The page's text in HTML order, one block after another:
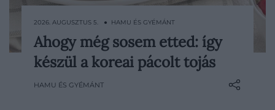
Lágy, krémes sárgája néhány óra alatt
magába szívja a szójaszószos, fokhagymás
és citrusos pác ízeit. A koreai tojás forró
2026. AUGUSZTUS 5. ● HAMU ÉS GYÉMÁNT
Ahogy még sosem etted: így
készül a koreai pácolt tojás
HAMU ÉS GYÉMÁNT